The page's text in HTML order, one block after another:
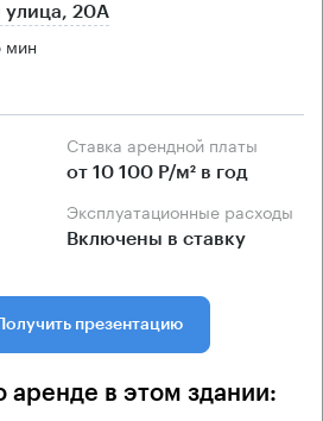
улица, 20А
мин
Ставка арендной платы
от 10 100 Р/м² в год
Эксплуатационные расходы
Включены в ставку
Получить презентацию
аренде в этом здании: